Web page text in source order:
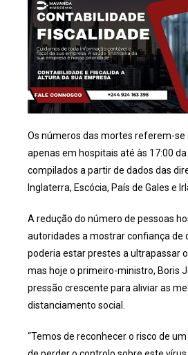
Os números das mortes referem-se
apenas em hospitais até às 17:00
compilados a partir de dados das
Inglaterra, Escócia, País de Gales e
A redução do número de pessoas
autoridades a mostrar confiança de
poderia estar prestes a ultrapassar
mas hoje o primeiro-ministro, Boris
pressão crescente para aliviar as
distanciamento social.
“Temos de reconhecer o risco de